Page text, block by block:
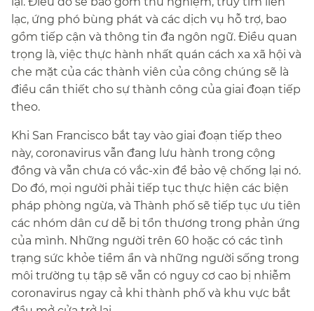
lạc, ứng phó bùng phát và các dịch vụ hỗ trợ, bao
gồm tiếp cận và thông tin đa ngôn ngữ. Điều quan
trọng là, việc thực hành nhất quán cách xa xã hội và
che mặt của các thành viên của công chúng sẽ là
điều cần thiết cho sự thành công của giai đoạn tiếp
theo.​​
Khi San Francisco bắt tay vào giai đoạn tiếp theo
này, coronavirus vẫn đang lưu hành trong cộng
đồng và vẫn chưa có vắc-xin để bảo vệ chống lại nó.
Do đó, mọi người phải tiếp tục thực hiện các biện
pháp phòng ngừa, và Thành phố sẽ tiếp tục ưu tiên
các nhóm dân cư dễ bị tổn thương trong phản ứng
của mình. Những người trên 60 hoặc có các tình
trạng sức khỏe tiềm ẩn và những người sống trong
môi trường tụ tập sẽ vẫn có nguy cơ cao bị nhiễm
coronavirus ngay cả khi thành phố và khu vực bắt